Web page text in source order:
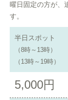
曜日固定の方が、
す。
半日スポット
（8時～13時）
（13時～19時）
5,000円